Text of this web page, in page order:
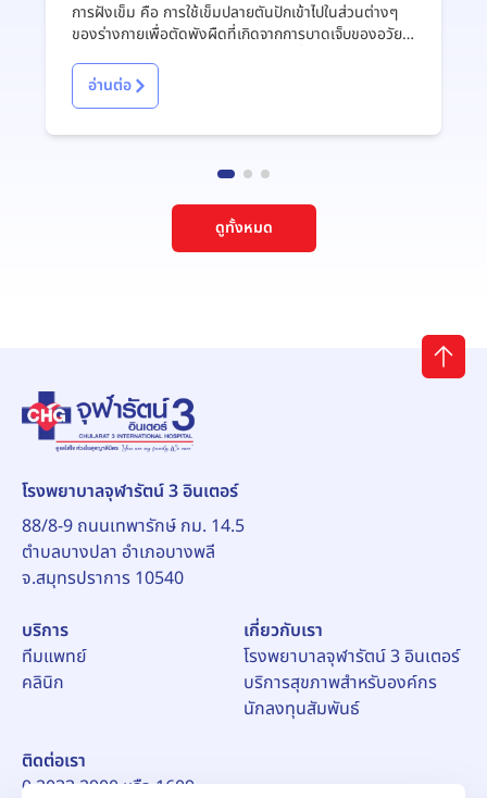
การฝังเข็ม คือ การใช้เข็มปลายตันปักเข้าไปในส่วนต่างๆ
ของร่างกายเพื่อตัดพังผืดที่เกิดจากการบาดเจ็บของอวัยวะ
หนักซ้ำๆ
อ่านต่อ
ดูทั้งหมด
โรงพยาบาลจุฬารัตน์ 3 อินเตอร์
88/8-9 ถนนเทพารักษ์ กม. 14.5
ตำบลบางปลา อำเภอบางพลี
จ.สมุทรปราการ 10540
บริการ
ทีมแพทย์
คลินิก
เกี่ยวกับเรา
โรงพยาบาลจุฬารัตน์ 3 อินเตอร์
บริการสุขภาพสำหรับองค์กร
นักลงทุนสัมพันธ์
ติดต่อเรา
0 2033 2900 หรือ 1609